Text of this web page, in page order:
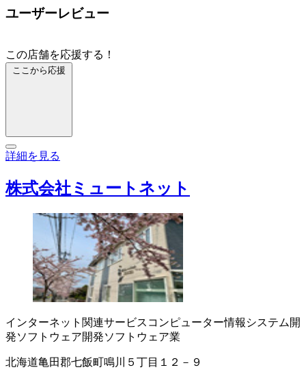
ユーザーレビュー
この店舗を応援する！
ここから応援
詳細を見る
株式会社ミュートネット
インターネット関連サービス コンピューター情報システム開
発ソフトウェア開発ソフトウェア業
北海道亀田郡七飯町鳴川５丁目１２－９